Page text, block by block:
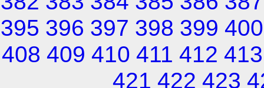
395 396 397 398 399 400
408 409 410 411 412 413
421 422 423